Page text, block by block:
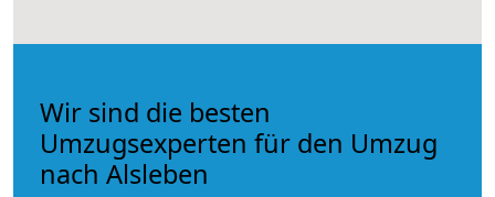
Wir sind die besten
Umzugsexperten für den Umzug
nach Alsleben